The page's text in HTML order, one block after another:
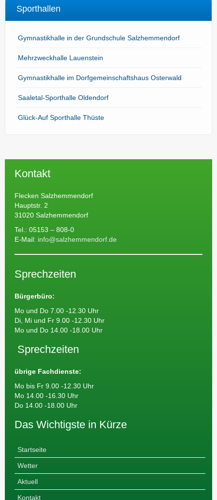
Sporthallen
Gymnastikhalle in der Grundschule Salzhemmendorf
Mehrzweckhalle Lauenstein
Gymnastikhalle im Dorfgemeinschaftshaus Osterwald
Saaletal-Sporthalle Oldendorf
Glück-Auf Sporthalle Thüste
Kontakt
Flecken Salzhemmendorf
Hauptstr. 2
31020 Salzhemmendorf
Tel.: 05153 – 808-0
E-Mail: info@salzhemmendorf.de
Sprechzeiten
Bürgerbüro:
Mo und Do 7.00 -12.30 Uhr
Di, Mi und Fr 9.00 -12.30 Uhr
Mo und Do 14.00 -18.00 Uhr
Sprechzeiten
übrige Fachdienste:
Mo bis Fr 9.00 -12.30 Uhr
Mo 14.00 -16.30 Uhr
Do 14.00 -18.00 Uhr
Das Wichtigste in Kürze
Startseite
Wetter
Aktuell
Kontakt